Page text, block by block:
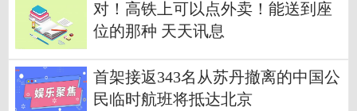
对！高铁上可以点外卖！能送到座
位的那种 天天讯息
首架接返343名从苏丹撤离的中国公
民临时航班将抵达北京